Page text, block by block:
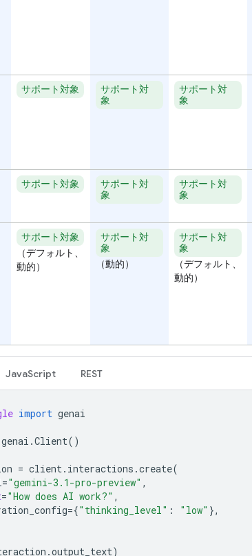
サポート対象
サポート対
象
サポート対
象
サポート対象
サポート対
象
サポート対
象
サポート対象
（デフォルト、
動的）
サポート対
象
（動的）
サポート対
象
（デフォルト、
動的）
JavaScript REST
import genai
genai .Client()
= client. interactions .create(
="gemini-3.1-pro-preview" ,
="How does AI work?" ,
={"thinking_level" : "low" },
.output_text)